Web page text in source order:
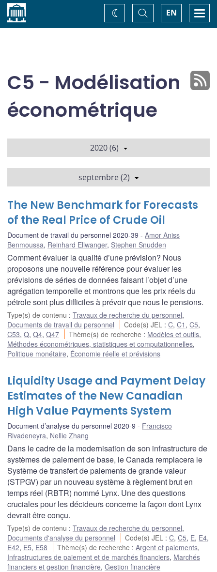
Accueil EN
Basculer
la
recherche
Changez
de
C5 - Modélisation
économétrique
2020 (6)
septembre (2)
The New Benchmark for Forecasts
of the Real Price of Crude Oil
Document de travail du personnel 2020-39
Amor Aniss
Benmoussa, Reinhard Ellwanger, Stephen Snudden
Comment évaluer la qualité d’une prévision? Nous
proposons une nouvelle référence pour évaluer les
prévisions de séries de données faisant l’objet d’une
agrégation temporelle et montrons que les prix réels du
pétrole sont plus difficiles à prévoir que nous le pensions.
Type(s) de contenu : Travaux de recherche du personnel,
Documents de travail du personnel
Code(s) JEL :C,C1 ,C5,
C53, Q, Q4, Q47 Thème(s) de recherche : Modèles et outils,
Méthodes économétriques, statistiques et computationnelles,
Politique monétaire, Économie réelle et prévisions
Liquidity Usage and Payment Delay
Estimates of the New Canadian
High Value Payments System
Document d’analyse du personnel 2020-9
Francisco
Rivadeneyra, Nellie Zhang
Dans le cadre de la modernisation de son infrastructure de
systèmes de paiement de base, le Canada remplacera le
Système de transfert de paiements de grande valeur
(STPGV) par un nouveau système à règlement brut en
temps réel (RBTR) nommé Lynx. Une des questions
cruciales pour les décideurs concerne la façon dont Lynx
devrait être conçu.
Type(s) de contenu : Travaux de recherche du personnel,
Documents d'analyse du personnel
Code(s) JEL :C,C5, E, E4,
E42, E5, E58 Thème(s) de recherche :Argent et paiements,
Infrastructures de paiement et de marchés financiers, Marchés
financiers et gestion financière, Gestion financière